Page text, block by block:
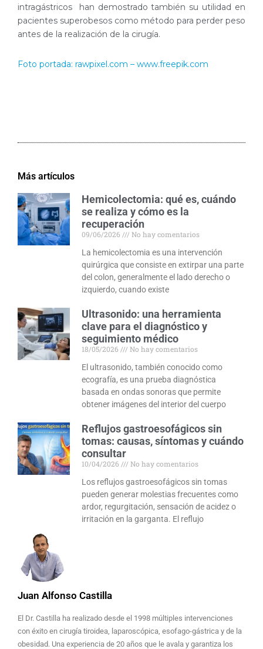
Juan Alfonso Castilla
El Dr. Castilla ha realizado desde el 1998 múltiples intervenciones
con éxito en cirugía tiroidea, laparoscópica, esofago-gástrica y de la
obesidad. Una experiencia de 20 años que le avala y garantiza los
intragástricos han demostrado también su utilidad en
pacientes superobesos como método para perder peso
antes de la realización de la cirugía.
Foto portada: rawpixel.com – www.freepik.com
Más artículos
Hemicolectomia: qué es, cuándo
se realiza y cómo es la
recuperación
09/06/2026
No hay comentarios
La hemicolectomia es una intervención
quirúrgica que consiste en extirpar una parte
del colon, generalmente el lado derecho o
izquierdo, cuando existe
Ultrasonido: una herramienta
clave para el diagnóstico y
seguimiento médico
18/05/2026
No hay comentarios
El ultrasonido, también conocido como
ecografía, es una prueba diagnóstica
basada en ondas sonoras que permite
obtener imágenes del interior del cuerpo
Reflujos gastroesofágicos sin
tomas: causas, síntomas y cuándo
consultar
10/04/2026
No hay comentarios
Los reflujos gastroesofágicos sin tomas
pueden generar molestias frecuentes como
ardor, regurgitación, sensación de acidez o
irritación en la garganta. El reflujo